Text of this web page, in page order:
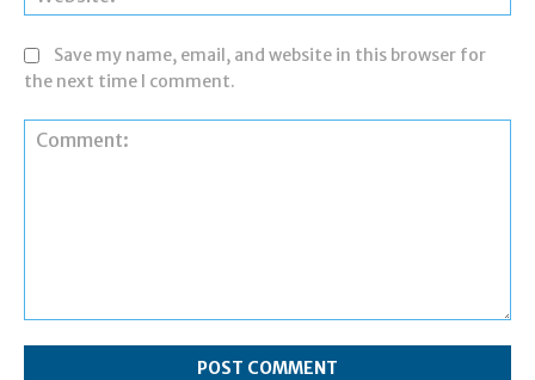
Save my name, email, and website in this browser for
the next time I comment.